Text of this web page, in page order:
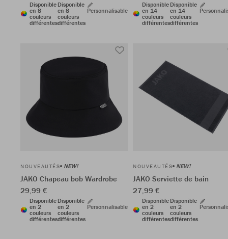
Disponible
en 8
couleurs
différentes
Disponible
en 8
couleurs
différentes
Personnalisable
Disponible
en 14
couleurs
différentes
Disponible
en 14
couleurs
différentes
NOUVEAUTÉS NEW!
JAKO Chapeau bob Wardrobe
29,99 €
Disponible
en 2
couleurs
différentes
Disponible
en 2
couleurs
différentes
Personnalisable
NOUVEAUTÉS NEW!
JAKO Serviette de bain
27,99 €
Disponible
en 2
couleurs
différentes
Disponible
en 2
couleurs
différentes